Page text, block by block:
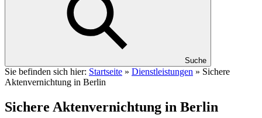
Suche
Sie befinden sich hier: Startseite » Dienstleistungen » Sichere
Aktenvernichtung in Berlin
Sichere Aktenvernichtung in Berlin